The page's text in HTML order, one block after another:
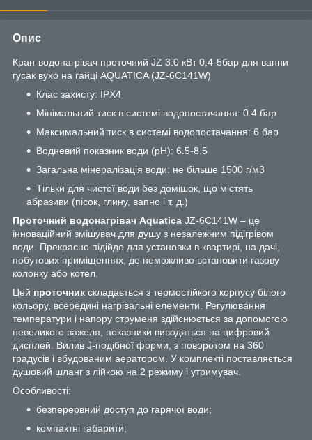
Опис
Кран-водонагрівач проточний JZ 3.0 кВт 0,4-5бар для ванни
гусак вухо на гайці AQUATICA (JZ-6C141W)
Клас захисту: IPX4
Мінімальний тиск в системі водопостачання: 0.4 бар
Максимальний тиск в системі водопостачання: 6 бар
Водневий показник води (pH): 6.5-8.5
Загальна мінералізація води: не більше 1500 г/м3
Тільки для чистої води без домішок, що містять
абразиви (пісок, глину, вапно і т. д.)
Проточний водонагрівач Aquatica JZ-6C141W – це
інноваційний змішувач для душу з незалежним підігрівом
води. Прекрасно підійде для установки в квартирі, на дачі,
побутових приміщеннях, де неможливо встановити газову
колонку або котел.
Цей проточник складається з термостійкого корпусу білого
кольору, всередині нагрівальні елементи. Регулювання
температури і напору струменя здійснюється за допомогою
невеликого важеля, показники виводяться на цифровий
дисплей. Вилив J-подібної форми, з поворотом на 360
градусів і вбудованим аератором. У комплекті поставляється
душовий шланг з лійкою на 2 режиму і утримувач.
Особливості:
безперервний доступ до гарячої води;
компактні габарити;